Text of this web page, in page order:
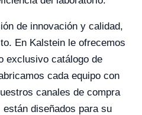
de innovación y calidad,
En Kalstein le ofrecemos
exclusivo catálogo de
cada equipo con
canales de compra
diseñados para su